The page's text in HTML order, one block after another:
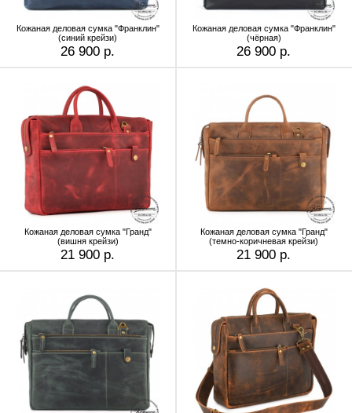
Кожаная деловая сумка "Франклин"
(синий крейзи)
26 900 р.
Кожаная деловая сумка "Франклин"
(чёрная)
26 900 р.
Кожаная деловая сумка "Гранд"
(вишня крейзи)
21 900 р.
Кожаная деловая сумка "Гранд"
(темно-коричневая крейзи)
21 900 р.